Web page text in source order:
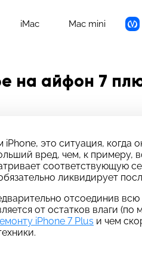
iMac Mac mini
на айфон 7
это ситуация,
вред, чем, к
соответствующую
ликвидирует
отсоединив
от остатков влаги
iPhone 7 Plus и чем